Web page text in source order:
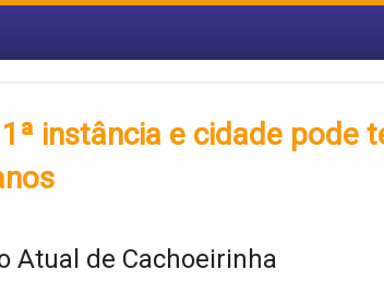
instância e cidade pode
Atual de Cachoeirinha